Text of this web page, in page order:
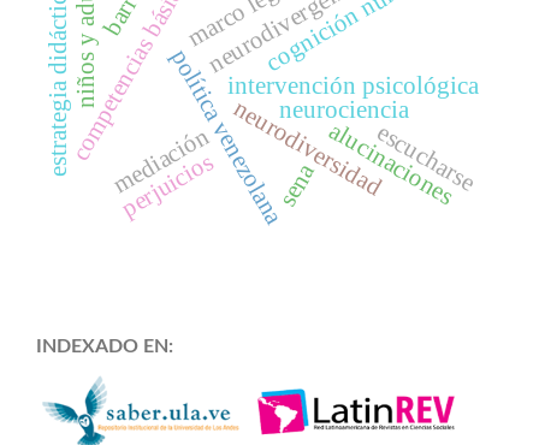
intervención psicológica
política venezolananeurodiversidad
competencias básicas neurociencia
mediación
estrategia didáctica
senaalucinaciones
escucharse
perjuicios
INDEXADO EN: